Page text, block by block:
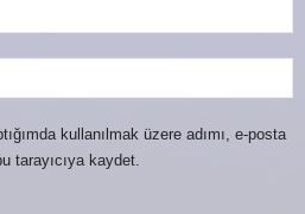
kullanılmak üzere adımı, e-posta
tarayıcıya kaydet.